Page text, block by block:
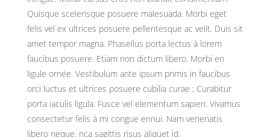
Quisque scelerisque posuere malesuada. Morbi eget
felis vel ex ultrices posuere pellentesque ac velit. Duis sit
amet tempor magna. Phasellus porta lectus à lorem
faucibus posuere. Etiam non dictum libero. Morbi en
ligule ornée. Vestibulum ante ipsum primis in faucibus
orci luctus et ultrices posuere cubilia curae ; Curabitur
porta iaculis ligula. Fusce vel elementum sapien. Vivamus
consectetur felis à mi congue ennui. Nam venenatis
libero neque, nca sagittis risus aliquet id.